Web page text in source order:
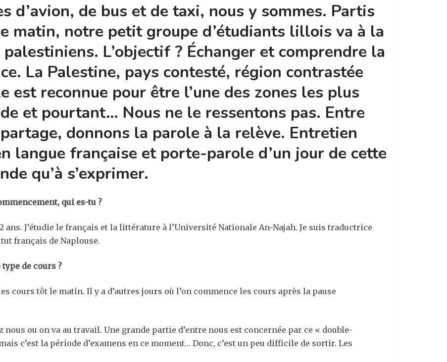
d’avion, de bus et de taxi, nous y sommes. Partis
matin, notre petit groupe d’étudiants lillois va à la
L’objectif ? Échanger et comprendre la
La Palestine, pays contesté, région contrastée
est reconnue pour être l’une des zones les plus
et pourtant… Nous ne le ressentons pas. Entre
donnons la parole à la relève. Entretien
langue française et porte-parole d’un jour de cette
qu’à s’exprimer.
qui es-tu ?
ans. J’étudie le français et la littérature à l’Université Nationale An-Najah. Je suis traductrice
français de Naplouse.
de cours ?
cours tôt le matin. Il y a d’autres jours où l’on commence les cours après la pause
ou on va au travail. Une grande partie d’entre nous est concernée par ce « double-
c’est la période d’examens en ce moment… Donc, c’est un peu difficile de sortir. Les